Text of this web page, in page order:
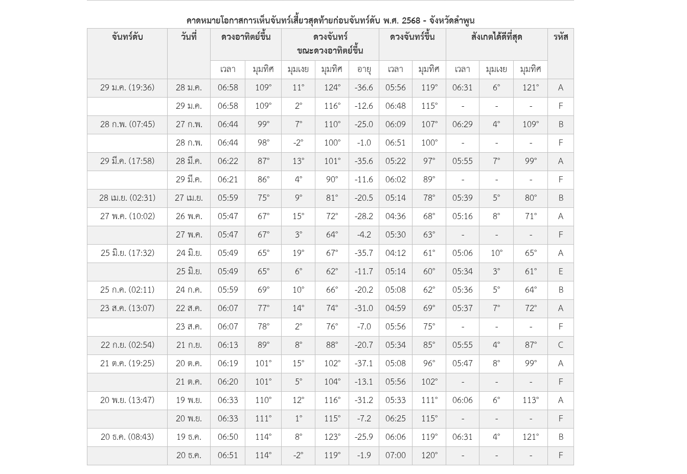
คาดหมายโอกาสการเห็นจันทร์เสี้ยวสุดท้ายก่อนจันทร์ดับ พ.ศ. 2568 - จังหวัดลำพูน
จันทร์ดับ
วันที่ ดวงอาทิตย์ขึ้น ดวงจันทร์
ขณะดวงอาทิตย์ขึ้น
ดวงจันทร์ขึ้น สังเกตได้ดีที่สุด
รหัส
เวลา
มุมทิศ มุมเงย มุมทิศ อายุ เวลา มุมทิศ เวลา มุมเงย
มุมทิศ
29 ม.ค. (19:36)
28 ม.ค. 06:58 109° 11° 124° -36.6 05:56 119° 06:31 6° 121°
A
29 ม.ค.
06:58 109° 2° 116° -12.6 06:48 115° - - -
F
28 ก.พ. (07:45)
27 ก.พ. 06:44 99° 7° 110° -25.0 06:09 107° 06:29 4° 109°
B
28 ก.พ.
06:44 98° -2° 100° -1.0 06:51 100° - - -
F
29 มี.ค. (17:58)
28 มี.ค. 06:22 87° 13° 101° -35.6 05:22 97° 05:55 7° 99°
A
29 มี.ค.
06:21 86° 4° 90° -11.6 06:02 89° - - -
F
28 เม.ย. (02:31)
27 เม.ย. 05:59 75° 9° 81° -20.5 05:14 78° 05:39 5° 80°
B
27 พ.ค. (10:02)
26 พ.ค. 05:47 67° 15° 72° -28.2 04:36 68° 05:16 8° 71°
A
27 พ.ค.
05:47 67° 3° 64° -4.2 05:30 63° - - -
F
25 มิ.ย. (17:32)
24 มิ.ย. 05:49 65° 19° 67° -35.7 04:12 61° 05:06 10° 65°
A
25 มิ.ย.
05:49 65° 6° 62° -11.7 05:14 60° 05:34 3° 61°
E
25 ก.ค. (02:11)
24 ก.ค. 05:59 69° 10° 66° -20.2 05:08 62° 05:36 5° 64°
B
23 ส.ค. (13:07)
22 ส.ค. 06:07 77° 14° 74° -31.0 04:59 69° 05:37 7° 72°
A
23 ส.ค.
06:07 78° 2° 76° -7.0 05:56 75° - - -
F
22 ก.ย. (02:54)
21 ก.ย. 06:13 89° 8° 88° -20.7 05:34 85° 05:55 4° 87°
C
21 ต.ค. (19:25)
20 ต.ค. 06:19 101° 15° 102° -37.1 05:08 96° 05:47 8° 99°
A
21 ต.ค.
06:20 101° 5° 104° -13.1 05:56 102° - - -
F
20 พ.ย. (13:47)
19 พ.ย. 06:33 110° 12° 116° -31.2 05:33 111° 06:06 6° 113°
A
20 พ.ย.
06:33 111° 1° 115° -7.2 06:25 115° - - -
F
20 ธ.ค. (08:43)
19 ธ.ค. 06:50 114° 8° 123° -25.9 06:06 119° 06:31 4° 121°
B
20 ธ.ค.
06:51 114° -2° 119° -1.9 07:00 120° - - - F